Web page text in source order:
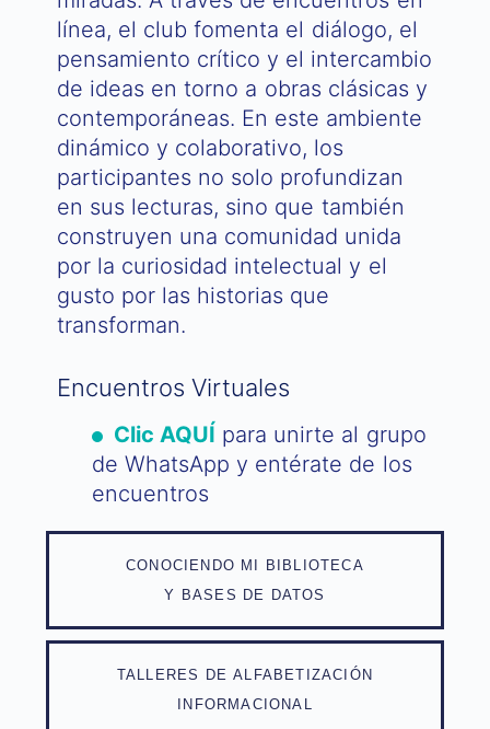
CONOCIENDO MI BIBLIOTECA
Y BASES DE DATOS
TALLERES DE ALFABETIZACIÓN
INFORMACIONAL
línea, el club fomenta el diálogo, el
pensamiento crítico y el intercambio
de ideas en torno a obras clásicas y
contemporáneas. En este ambiente
dinámico y colaborativo, los
participantes no solo profundizan
en sus lecturas, sino que también
construyen una comunidad unida
por la curiosidad intelectual y el
gusto por las historias que
transforman.
Encuentros Virtuales
Clic AQUÍ para unirte al grupo
de WhatsApp y entérate de los
encuentros